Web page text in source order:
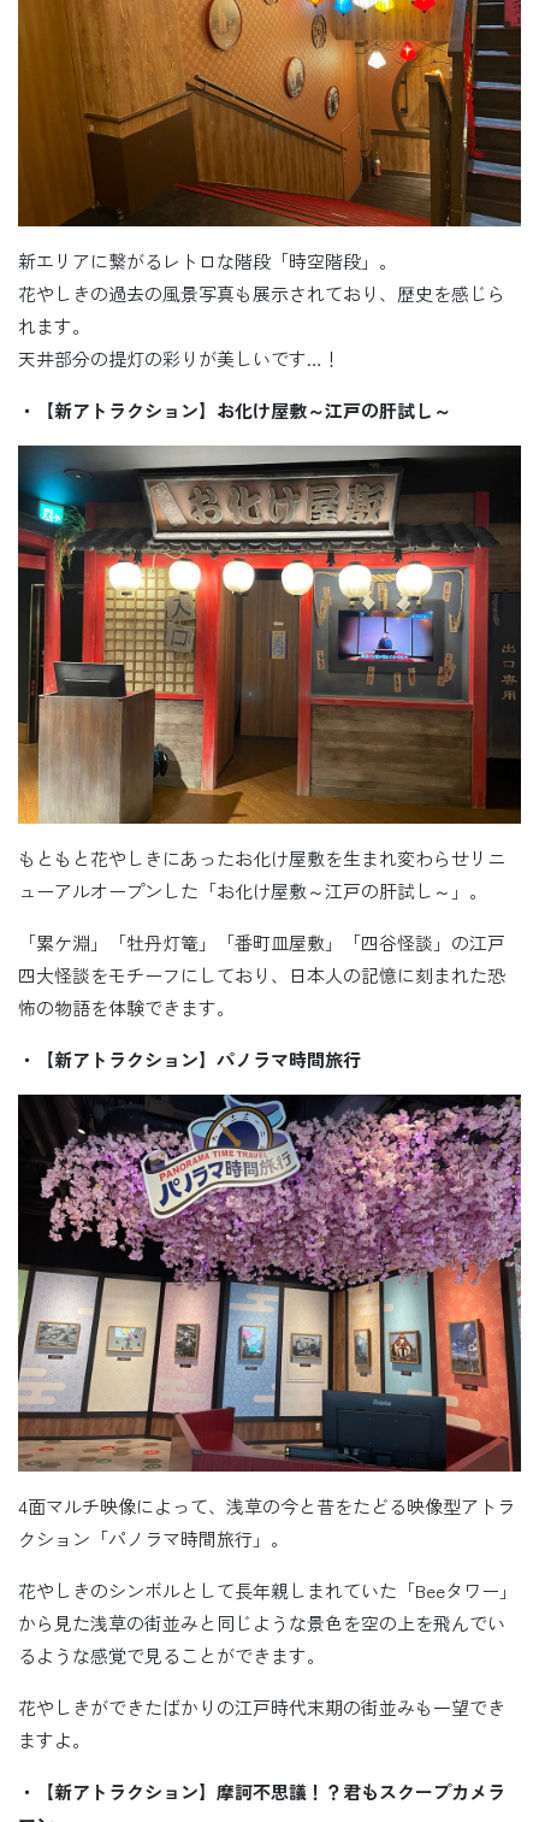
新エリアに繋がるレトロな階段「時空階段」。
花やしきの過去の風景写真も展示されており、歴史を感じら
れます。
天井部分の提灯の彩りが美しいです…！
・【新アトラクション】お化け屋敷～江戸の肝試し～
もともと花やしきにあったお化け屋敷を生まれ変わらせリニ
ューアルオープンした「お化け屋敷～江戸の肝試し～」。
「累ケ淵」「牡丹灯篭」「番町皿屋敷」「四谷怪談」の江戸
四大怪談をモチーフにしており、日本人の記憶に刻まれた恐
怖の物語を体験できます。
・【新アトラクション】パノラマ時間旅行
4面マルチ映像によって、浅草の今と昔をたどる映像型アトラ
クション「パノラマ時間旅行」。
花やしきのシンボルとして長年親しまれていた「Beeタワー」
から見た浅草の街並みと同じような景色を空の上を飛んでい
るような感覚で見ることができます。
花やしきができたばかりの江戸時代末期の街並みも一望でき
ますよ。
・【新アトラクション】摩訶不思議！？君もスクープカメラ